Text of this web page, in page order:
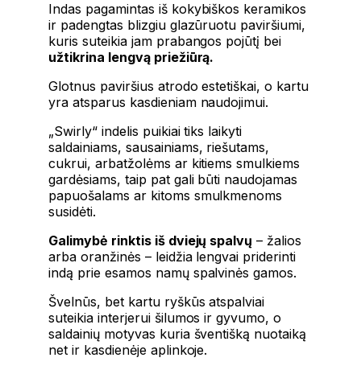
Indas pagamintas iš kokybiškos keramikos
ir padengtas blizgiu glazūruotu paviršiumi,
kuris suteikia jam prabangos pojūtį bei
užtikrina lengvą priežiūrą.
Glotnus paviršius atrodo estetiškai, o kartu
yra atsparus kasdieniam naudojimui.
„Swirly“ indelis puikiai tiks laikyti
saldainiams, sausainiams, riešutams,
cukrui, arbatžolėms ar kitiems smulkiems
gardėsiams, taip pat gali būti naudojamas
papuošalams ar kitoms smulkmenoms
susidėti.
Galimybė rinktis iš dviejų spalvų – žalios
arba oranžinės – leidžia lengvai priderinti
indą prie esamos namų spalvinės gamos.
Švelnūs, bet kartu ryškūs atspalviai
suteikia interjerui šilumos ir gyvumo, o
saldainių motyvas kuria šventišką nuotaiką
net ir kasdienėje aplinkoje.